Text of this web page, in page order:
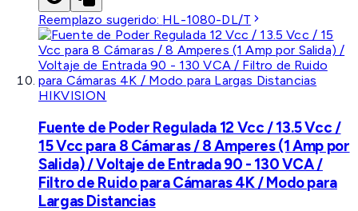
Reemplazo sugerido: HL-1080-DL/T
HIKVISION
Fuente de Poder Regulada 12 Vcc / 13.5 Vcc /
15 Vcc para 8 Cámaras / 8 Amperes (1 Amp por
Salida) / Voltaje de Entrada 90 - 130 VCA /
Filtro de Ruido para Cámaras 4K / Modo para
Largas Distancias